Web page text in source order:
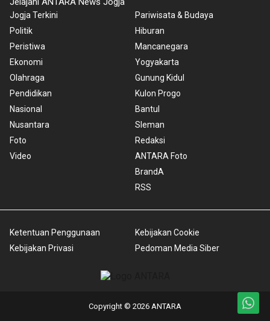
Jogja Terkini
Politik
Peristiwa
Ekonomi
Olahraga
Pendidikan
Nasional
Nusantara
Foto
Video
Pariwisata & Budaya
Hiburan
Mancanegara
Yogyakarta
Gunung Kidul
Kulon Progo
Bantul
Sleman
Redaksi
ANTARA Foto
BrandA
RSS
Ketentuan Penggunaan
Kebijakan Privasi
Kebijakan Cookie
Pedoman Media Siber
Copyright © 2026 ANTARA